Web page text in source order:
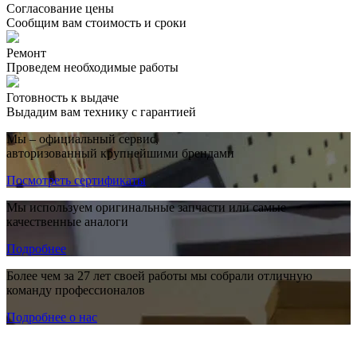
Согласование цены
Сообщим вам стоимость и сроки
Ремонт
Проведем необходимые работы
Готовность к выдаче
Выдадим вам технику с гарантией
Мы – официальный сервис,
авторизованный крупнейшими брендами
Посмотреть сертификаты
Мы используем оригинальные запчасти или самые
качественные аналоги
Подробнее
Более чем за 27 лет своей работы мы собрали отличную
команду профессионалов
Подробнее о нас